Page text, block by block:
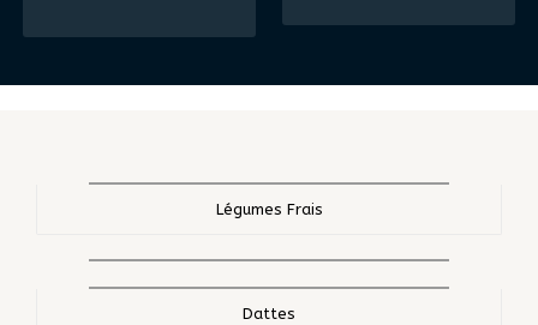
Légumes Frais
Dattes